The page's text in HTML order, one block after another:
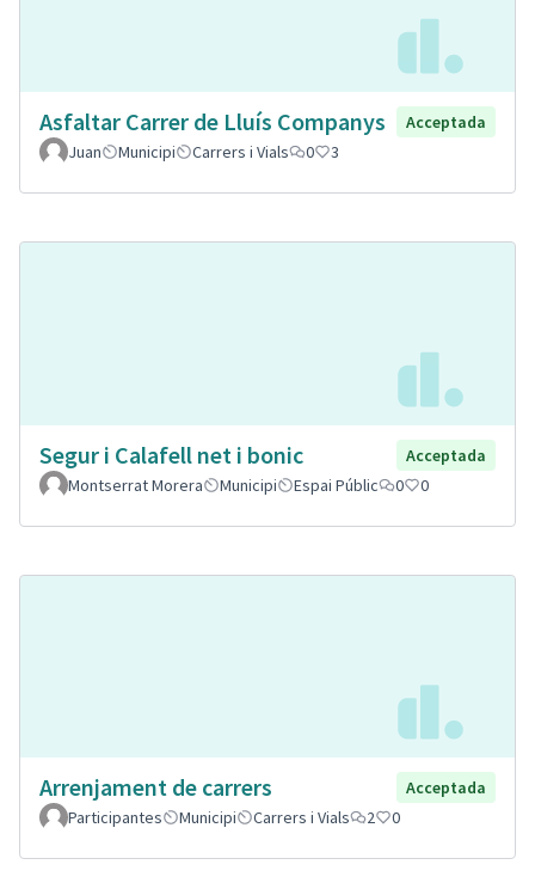
Asfaltar Carrer de Lluís Companys
Acceptada
Juan
Municipi Carrers i Vials 0 3
Segur i Calafell net i bonic
Acceptada
Montserrat Morera
Municipi Espai Públic 0 0
Arrenjament de carrers
Acceptada
Participantes
Municipi Carrers i Vials 2 0